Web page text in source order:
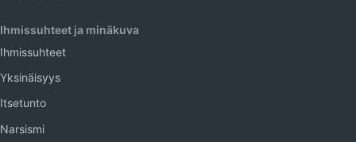
Ihmissuhteet ja minäkuva
Ihmissuhteet
Yksinäisyys
Itsetunto
Narsismi